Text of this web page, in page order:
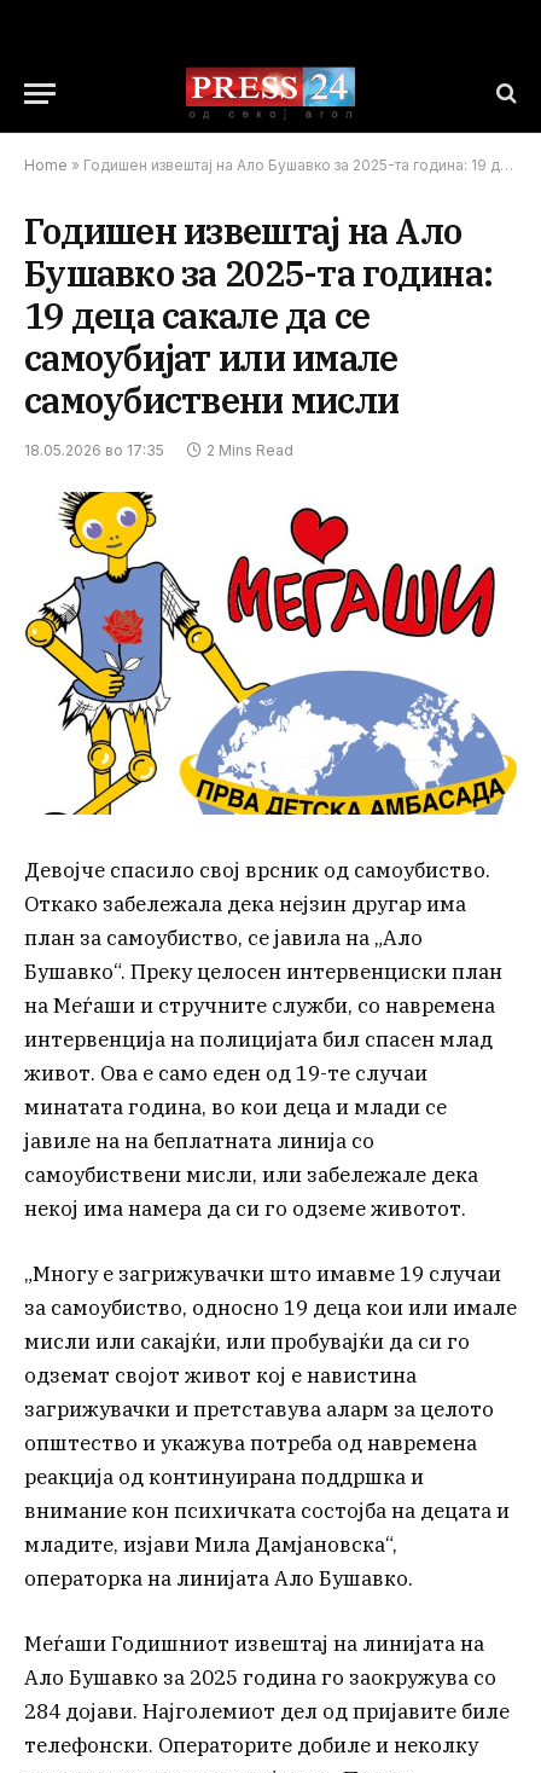
Home » Годишен извештај на Ало Бушавко за 2025-та година: 19 деца сакале да се самоубијат или имале самоубиствени мисли
Годишен извештај на Ало
Бушавко за 2025-та година:
19 деца сакале да се
самоубијат или имале
самоубиствени мисли
18.05.2026 во 17:35 2 Mins Read
Девојче спасило свој врсник од самоубиство.
Откако забележала дека нејзин другар има
план за самоубиство, се јавила на „Ало
Бушавко“. Преку целосен интервенциски план
на Меѓаши и стручните служби, со навремена
интервенција на полицијата бил спасен млад
живот. Ова е само еден од 19-те случаи
минатата година, во кои деца и млади се
јавиле на на беплатната линија со
самоубиствени мисли, или забележале дека
некој има намера да си го одземе животот.
„Многу е загрижувачки што имавме 19 случаи
за самоубиство, односно 19 деца кои или имале
мисли или сакајќи, или пробувајќи да си го
одземат својот живот кој е навистина
загрижувачки и претставува аларм за целото
општество и укажува потреба од навремена
реакција од континуирана поддршка и
внимание кон психичката состојба на децата и
младите, изјави Мила Дамјановска“,
операторка на линијата Ало Бушавко.
Меѓаши Годишниот извештај на линијата на
Ало Бушавко за 2025 година го заокружува со
284 дојави. Најголемиот дел од пријавите биле
телефонски. Операторите добиле и неколку